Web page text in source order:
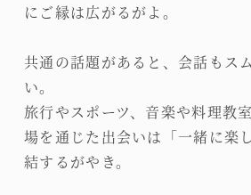
にご縁は広がるがよ。
共通の話題があると、会話もス
い。
旅行やスポーツ、音楽や料理教
場を通じた出会いは「一緒に楽
結するがやき。